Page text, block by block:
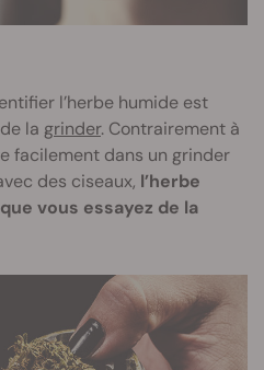
l’herbe humide est
la grinder. Contrairement à
facilement dans un grinder
des ciseaux, l’herbe
vous essayez de la